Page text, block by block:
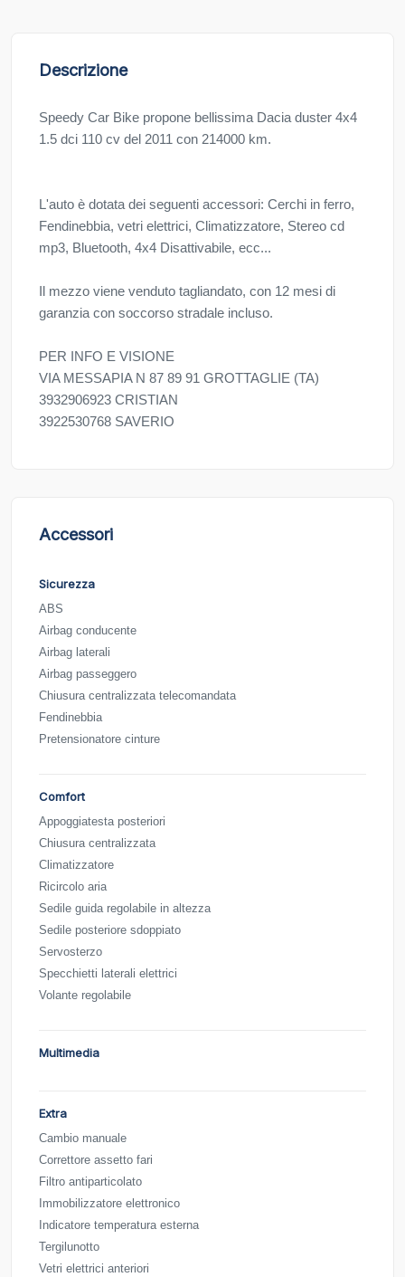
Descrizione
Speedy Car Bike propone bellissima Dacia duster 4x4
1.5 dci 110 cv del 2011 con 214000 km.
L'auto è dotata dei seguenti accessori: Cerchi in ferro,
Fendinebbia, vetri elettrici, Climatizzatore, Stereo cd
mp3, Bluetooth, 4x4 Disattivabile, ecc...
Il mezzo viene venduto tagliandato, con 12 mesi di
garanzia con soccorso stradale incluso.
PER INFO E VISIONE
VIA MESSAPIA N 87 89 91 GROTTAGLIE (TA)
3932906923 CRISTIAN
3922530768 SAVERIO
Accessori
Sicurezza
ABS
Airbag conducente
Airbag laterali
Airbag passeggero
Chiusura centralizzata telecomandata
Fendinebbia
Pretensionatore cinture
Comfort
Appoggiatesta posteriori
Chiusura centralizzata
Climatizzatore
Ricircolo aria
Sedile guida regolabile in altezza
Sedile posteriore sdoppiato
Servosterzo
Specchietti laterali elettrici
Volante regolabile
Multimedia
Extra
Cambio manuale
Correttore assetto fari
Filtro antiparticolato
Immobilizzatore elettronico
Indicatore temperatura esterna
Tergilunotto
Vetri elettrici anteriori